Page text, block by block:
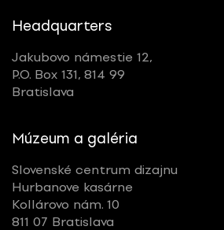
Headquarters
Jakubovo námestie 12,
P.O. Box 131, 814 99
Bratislava
Múzeum a galéria
Slovenské centrum dizajnu
Hurbanove kasárne
Kollárovo nám. 10
811 07 Bratislava